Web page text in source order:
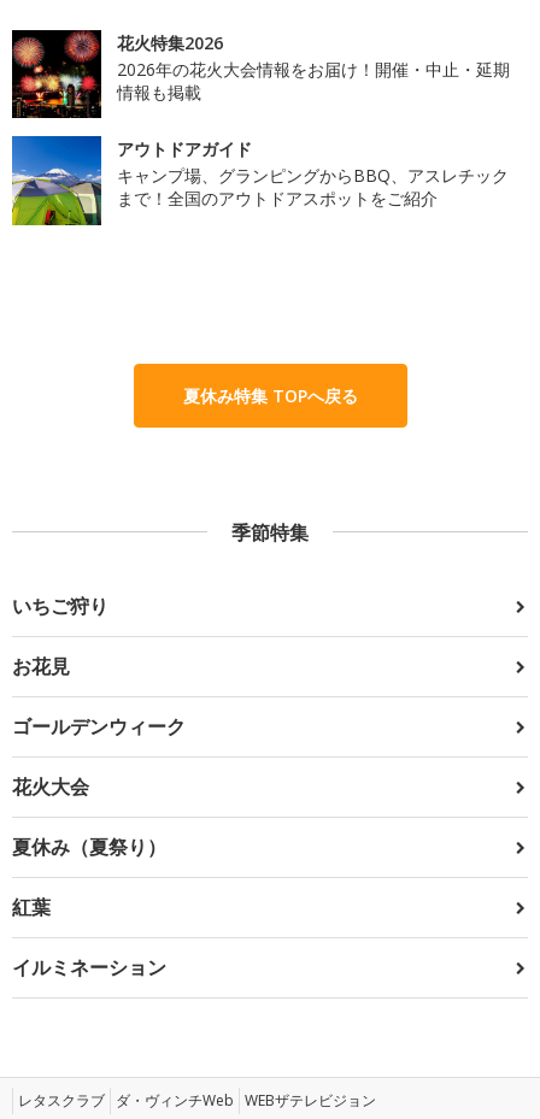
花火特集2026
2026年の花火大会情報をお届け！開催・中止・延期
情報も掲載
アウトドアガイド
キャンプ場、グランピングからBBQ、アスレチック
まで！全国のアウトドアスポットをご紹介
夏休み特集 TOPへ戻る
季節特集
いちご狩り
お花見
ゴールデンウィーク
花火大会
夏休み（夏祭り）
紅葉
イルミネーション
レタスクラブ ダ・ヴィンチWeb WEBザテレビジョン